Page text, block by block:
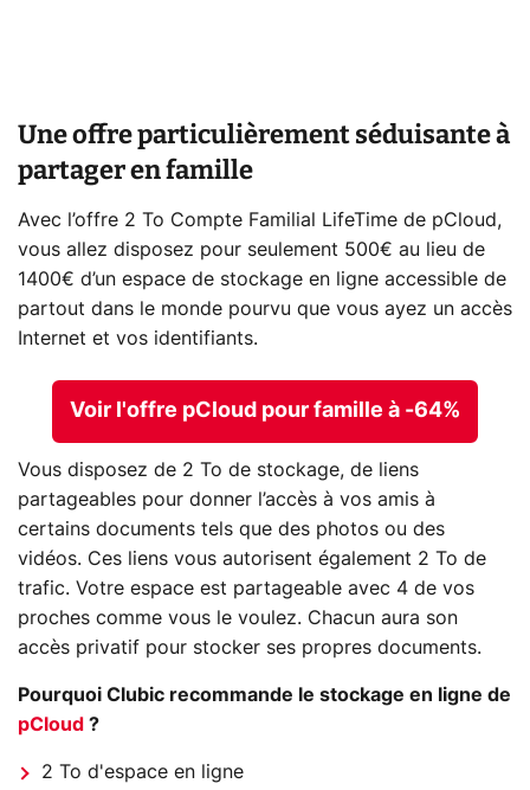
Une offre particulièrement séduisante à
partager en famille
Avec l’offre 2 To Compte Familial LifeTime de pCloud,
vous allez disposez pour seulement 500€ au lieu de
1400€ d’un espace de stockage en ligne accessible de
partout dans le monde pourvu que vous ayez un accès
Internet et vos identifiants.
Voir l'offre pCloud pour famille à -64%
Vous disposez de 2 To de stockage, de liens
partageables pour donner l’accès à vos amis à
certains documents tels que des photos ou des
vidéos. Ces liens vous autorisent également 2 To de
trafic. Votre espace est partageable avec 4 de vos
proches comme vous le voulez. Chacun aura son
accès privatif pour stocker ses propres documents.
Pourquoi Clubic recommande le stockage en ligne de
pCloud ?
2 To d'espace en ligne